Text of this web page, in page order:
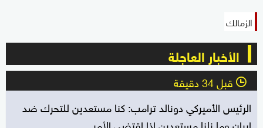
الزمالك
الأخبار العاجلة
l قبل 34 دقيقة
الرئيس الأميركي دونالد ترامب: كنا مستعدين للتحرك ضد
إيران وما زلنا مستعدين إذا اقتضى الأمر